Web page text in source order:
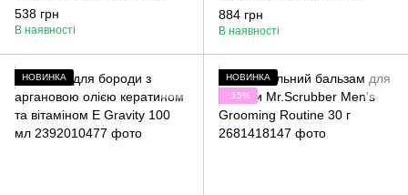
538 грн
В наявності
Moisturizing & Beard Conditioner
100 мл
884 грн
В наявності
НОВИНКА
НОВИНКА
−15%